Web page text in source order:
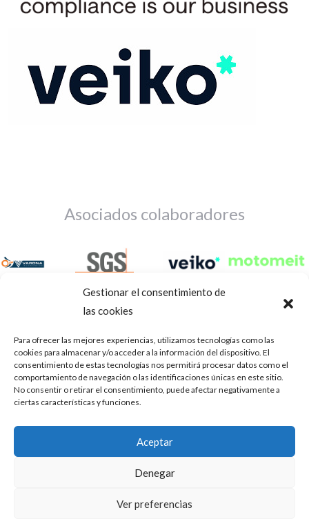
Gestionar el consentimiento de
las cookies
Para ofrecer las mejores experiencias, utilizamos tecnologías como las
cookies para almacenar y/o acceder a la información del dispositivo. El
consentimiento de estas tecnologías nos permitirá procesar datos como el
comportamiento de navegación o las identificaciones únicas en este sitio.
No consentir o retirar el consentimiento, puede afectar negativamente a
ciertas características y funciones.
Aceptar
Denegar
Ver preferencias
Asociados colaboradores
Aviso Legal Política de privacidad Portal de transparencia
ASOCIACIÓN DE TALLERES DE REPARACIÓN DE
AUTOMÓVILES • CIF: G14023832
Mediación, Arbitraje y Conciliación, de la Consejería de Empleo
Puedes aprender más sobre qué cookies utilizamos o